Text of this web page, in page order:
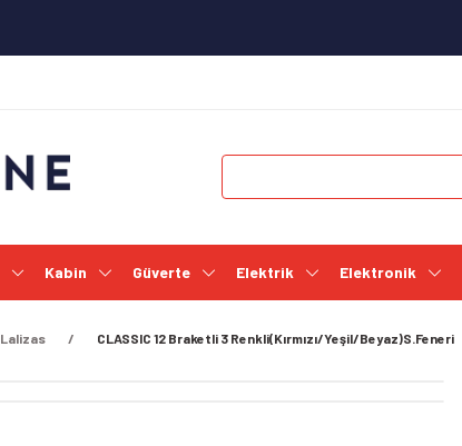
Kabin Güverte Elektrik Elektronik
Lalizas CLASSIC 12 Braketli 3 Renkli(Kırmızı/Yeşil/Beyaz)S.Feneri